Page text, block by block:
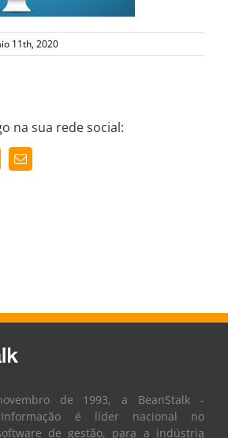
11th, 2020
na sua rede social:
Email
(necessário
de 1993, a BeanStalk -
é líder nacional no
de gestão, para a indústria